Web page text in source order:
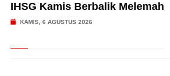
IHSG Kamis Berbalik Melemah
KAMIS, 6 AGUSTUS 2026